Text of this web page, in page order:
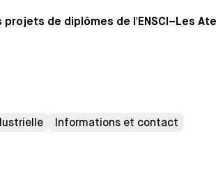
projets de diplômes de l'ENSCI–Les
Informations et contact